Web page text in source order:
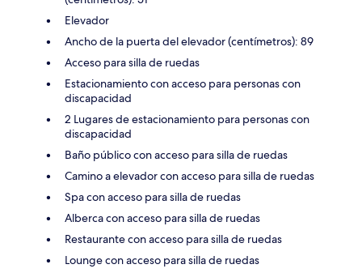
Elevador
Ancho de la puerta del elevador (centímetros): 89
Acceso para silla de ruedas
Estacionamiento con acceso para personas con
discapacidad
2 Lugares de estacionamiento para personas con
discapacidad
Baño público con acceso para silla de ruedas
Camino a elevador con acceso para silla de ruedas
Spa con acceso para silla de ruedas
Alberca con acceso para silla de ruedas
Restaurante con acceso para silla de ruedas
Lounge con acceso para silla de ruedas